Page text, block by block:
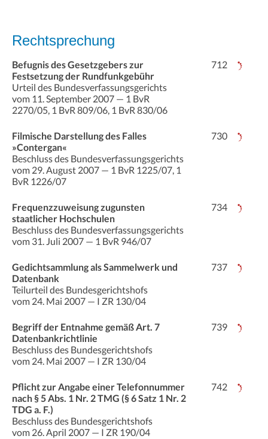
Rechtsprechung
Befugnis des Gesetzgebers zur
Festsetzung der Rundfunkgebühr
Urteil des Bundesverfassungsgerichts
vom 11. September 2007 — 1 BvR
2270/05, 1 BvR 809/06, 1 BvR 830/06
712
Filmische Darstellung des Falles
»Contergan«
Beschluss des Bundesverfassungsgerichts
vom 29. August 2007 — 1 BvR 1225/07, 1
BvR 1226/07
730
Frequenzzuweisung zugunsten
staatlicher Hochschulen
Beschluss des Bundesverfassungsgerichts
vom 31. Juli 2007 — 1 BvR 946/07
734
Gedichtsammlung als Sammelwerk und
Datenbank
Teilurteil des Bundesgerichtshofs
vom 24. Mai 2007 — I ZR 130/04
737
Begriff der Entnahme gemäß Art. 7
Datenbankrichtlinie
Beschluss des Bundesgerichtshofs
vom 24. Mai 2007 — I ZR 130/04
739
Pflicht zur Angabe einer Telefonnummer
nach § 5 Abs. 1 Nr. 2 TMG (§ 6 Satz 1 Nr. 2
TDG a. F.)
Beschluss des Bundesgerichtshofs
vom 26. April 2007 — I ZR 190/04
742